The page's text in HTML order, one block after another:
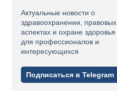
Актуальные новости о
здравоохранении, правовых
аспектах и охране здоровья
для профессионалов и
интересующихся
Подписаться в Telegram